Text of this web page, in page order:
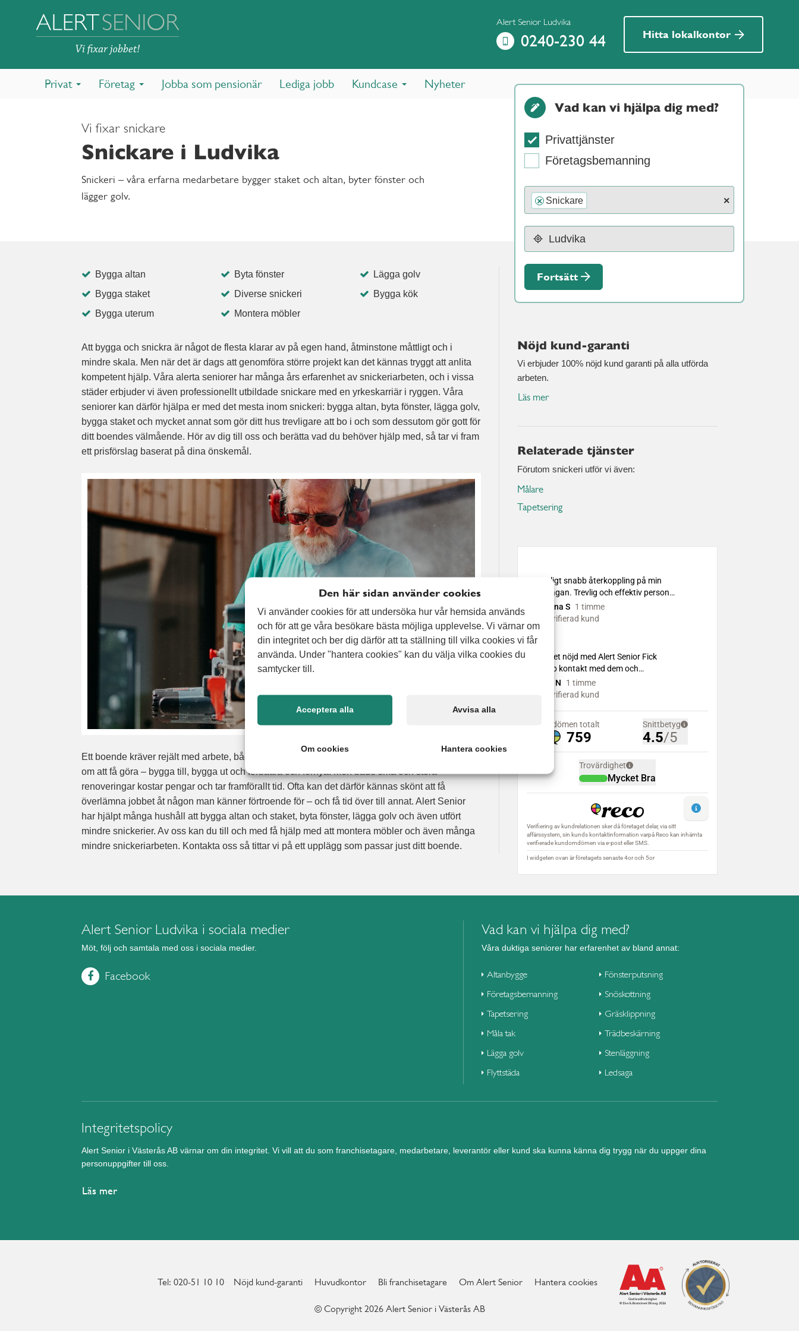
Alert Senior Ludvika
0240-230 44 Hitta lokalkontor
Privat Företag Jobba som pensionär Lediga jobb Kundcase Nyheter
Vi fixar snickare
Snickare i Ludvika
Snickeri – våra erfarna medarbetare bygger staket och altan, byter fönster och
lägger golv.
Vad kan vi hjälpa dig med?
Privattjänster
Företagsbemanning
×
× Snickare
Fortsätt
Bygga altan Byta fönster
Lägga golv
Bygga staket
Diverse snickeri
Bygga kök
Bygga uterum
Montera möbler
Att bygga och snickra är något de flesta klarar av på egen hand, åtminstone måttligt och i
mindre skala. Men när det är dags att genomföra större projekt kan det kännas tryggt att anlita
kompetent hjälp. Våra alerta seniorer har många års erfarenhet av snickeriarbeten, och i vissa
städer erbjuder vi även professionellt utbildade snickare med en yrkeskarriär i ryggen. Våra
seniorer kan därför hjälpa er med det mesta inom snickeri: bygga altan, byta fönster, lägga golv,
bygga staket och mycket annat som gör ditt hus trevligare att bo i och som dessutom gör gott för
ditt boendes välmående. Hör av dig till oss och berätta vad du behöver hjälp med, så tar vi fram
ett prisförslag baserat på dina önskemål.
Ett boende kräver rejält med arbete, både vad gäller underhåll och allt det andra man drömmer
om att få göra – bygga till, bygga ut och förbättra och förnya. Men både små och stora
renoveringar kostar pengar och tar framförallt tid. Ofta kan det därför kännas skönt att få
överlämna jobbet åt någon man känner förtroende för – och få tid över till annat. Alert Senior
har hjälpt många hushåll att bygga altan och staket, byta fönster, lägga golv och även utfört
mindre snickerier. Av oss kan du till och med få hjälp med att montera möbler och även många
mindre snickeriarbeten. Kontakta oss så tittar vi på ett upplägg som passar just ditt boende.
Nöjd kund-garanti
Vi erbjuder 100% nöjd kund garanti på alla utförda
arbeten.
Läs mer
Relaterade tjänster
Förutom snickeri utför vi även:
Målare
Tapetsering
Alert Senior Ludvika i sociala medier
Möt, följ och samtala med oss i sociala medier.
Facebook
Vad kan vi hjälpa dig med?
Våra duktiga seniorer har erfarenhet av bland annat:
Altanbygge
Företagsbemanning
Tapetsering
Måla tak
Lägga golv
Flyttstäda
Fönsterputsning
Snöskottning
Gräsklippning
Trädbeskärning
Stenläggning
Ledsaga
Integritetspolicy
Alert Senior i Västerås AB värnar om din integritet. Vi vill att du som franchisetagare, medarbetare, leverantör eller kund ska kunna känna dig trygg när du uppger dina
personuppgifter till oss.
Läs mer
Tel: 020-51 10 10 Nöjd kund-garanti Huvudkontor Bli franchisetagare Om Alert Senior Hantera cookies
© Copyright 2026 Alert Senior i Västerås AB
Den här sidan använder cookies
Vi använder cookies för att undersöka hur vår hemsida används
och för att ge våra besökare bästa möjliga upplevelse. Vi värnar om
din integritet och ber dig därför att ta ställning till vilka cookies vi får
använda. Under "hantera cookies" kan du välja vilka cookies du
samtycker till.
Acceptera alla Avvisa alla
Om cookies Hantera cookies